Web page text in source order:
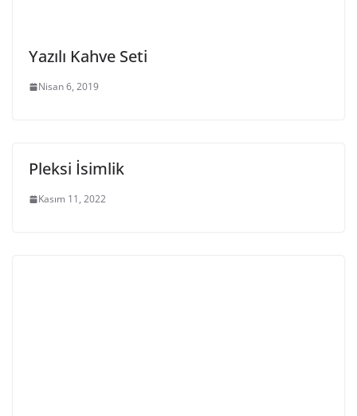
Yazılı Kahve Seti
Nisan 6, 2019
Pleksi İsimlik
Kasım 11, 2022